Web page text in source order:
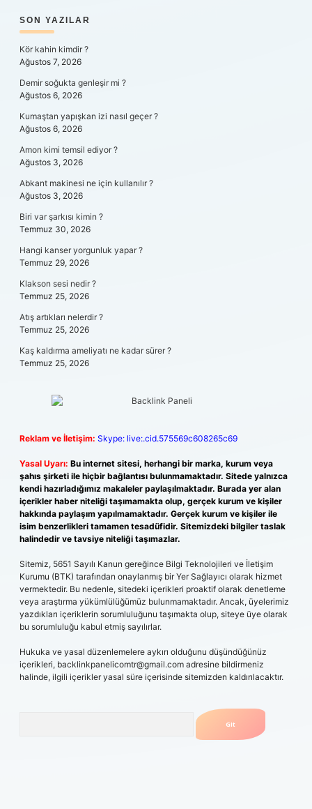
SIDEBAR
SON YAZILAR
Kör kahin kimdir ?
Ağustos 7, 2026
Demir soğukta genleşir mi ?
Ağustos 6, 2026
Kumaştan yapışkan izi nasıl geçer ?
Ağustos 6, 2026
Amon kimi temsil ediyor ?
Ağustos 3, 2026
Abkant makinesi ne için kullanılır ?
Ağustos 3, 2026
Biri var şarkısı kimin ?
Temmuz 30, 2026
Hangi kanser yorgunluk yapar ?
Temmuz 29, 2026
Klakson sesi nedir ?
Temmuz 25, 2026
Atış artıkları nelerdir ?
Temmuz 25, 2026
Kaş kaldırma ameliyatı ne kadar sürer ?
Temmuz 25, 2026
Reklam ve İletişim: Skype: live:.cid.575569c608265c69
Yasal Uyarı: Bu internet sitesi, herhangi bir marka, kurum veya
şahıs şirketi ile hiçbir bağlantısı bulunmamaktadır. Sitede yalnızca
kendi hazırladığımız makaleler paylaşılmaktadır. Burada yer alan
içerikler haber niteliği taşımamakta olup, gerçek kurum ve kişiler
hakkında paylaşım yapılmamaktadır. Gerçek kurum ve kişiler ile
isim benzerlikleri tamamen tesadüfidir. Sitemizdeki bilgiler taslak
halindedir ve tavsiye niteliği taşımazlar.
Sitemiz, 5651 Sayılı Kanun gereğince Bilgi Teknolojileri ve İletişim
Kurumu (BTK) tarafından onaylanmış bir Yer Sağlayıcı olarak hizmet
vermektedir. Bu nedenle, sitedeki içerikleri proaktif olarak denetleme
veya araştırma yükümlülüğümüz bulunmamaktadır. Ancak, üyelerimiz
yazdıkları içeriklerin sorumluluğunu taşımakta olup, siteye üye olarak
bu sorumluluğu kabul etmiş sayılırlar.
Hukuka ve yasal düzenlemelere aykırı olduğunu düşündüğünüz
içerikleri, backlinkpanelicomtr@gmail.com adresine bildirmeniz
halinde, ilgili içerikler yasal süre içerisinde sitemizden kaldırılacaktır.